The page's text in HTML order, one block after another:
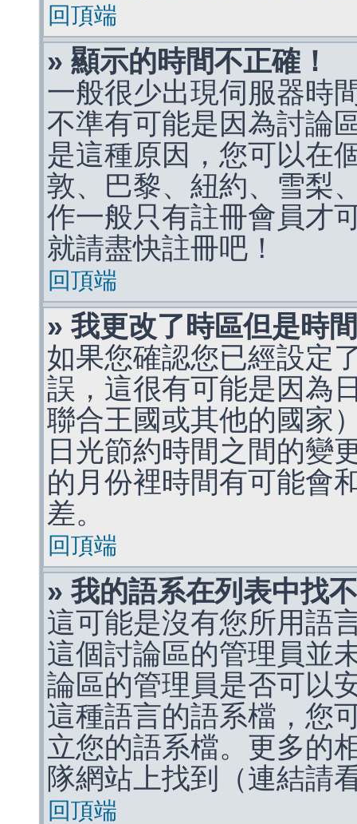
回頂端
» 顯示的時間不正確！
一般很少出現伺服器時
不準有可能是因為討論
是這種原因，您可以在
敦、巴黎、紐約、雪梨
作一般只有註冊會員才
就請盡快註冊吧！
回頂端
» 我更改了時區但是時
如果您確認您已經設定
誤，這很有可能是因為
聯合王國或其他的國家
日光節約時間之間的變
的月份裡時間有可能會
差。
回頂端
» 我的語系在列表中找
這可能是沒有您所用語
這個討論區的管理員並
論區的管理員是否可以
這種語言的語系檔，您
立您的語系檔。更多的
隊網站上找到（連結請
回頂端